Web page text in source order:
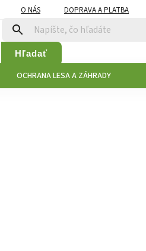
O NÁS DOPRAVA A PLATBA
Hľadať
OCHRANA LESA A ZÁHRADY